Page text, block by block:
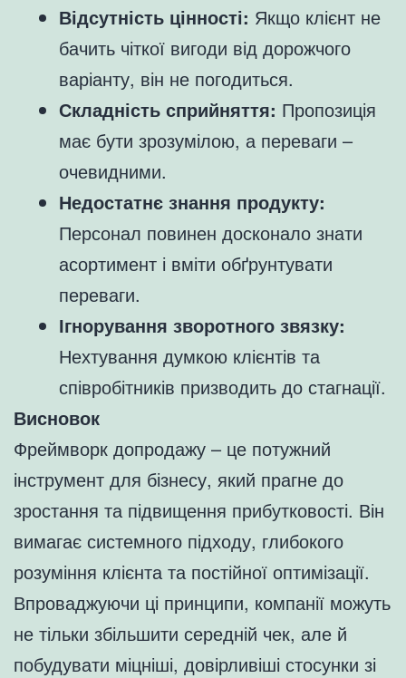
Відсутність цінності: Якщо клієнт не
бачить чіткої вигоди від дорожчого
варіанту, він не погодиться.
Складність сприйняття: Пропозиція
має бути зрозумілою, а переваги –
очевидними.
Недостатнє знання продукту:
Персонал повинен досконало знати
асортимент і вміти обґрунтувати
переваги.
Ігнорування зворотного звязку:
Нехтування думкою клієнтів та
співробітників призводить до стагнації.
Висновок
Фреймворк допродажу – це потужний
інструмент для бізнесу, який прагне до
зростання та підвищення прибутковості. Він
вимагає системного підходу, глибокого
розуміння клієнта та постійної оптимізації.
Впроваджуючи ці принципи, компанії можуть
не тільки збільшити середній чек, але й
побудувати міцніші, довірливіші стосунки зі